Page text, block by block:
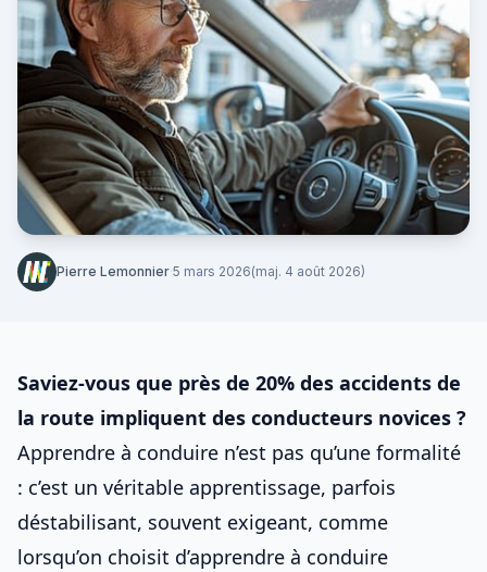
Pierre Lemonnier·5 mars 2026(maj. 4 août 2026)
Saviez-vous que près de 20% des accidents de
la route impliquent des conducteurs novices ?
Apprendre à conduire n’est pas qu’une formalité
: c’est un véritable apprentissage, parfois
déstabilisant, souvent exigeant, comme
lorsqu’on choisit d’apprendre à conduire